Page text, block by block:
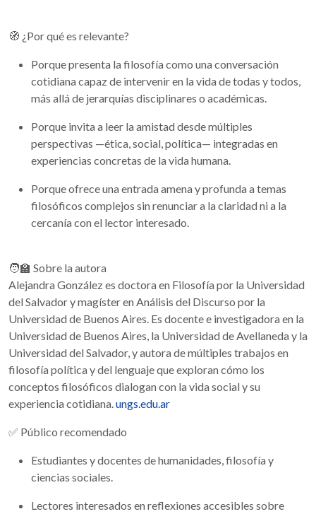
🧭 ¿Por qué es relevante?
Porque presenta la filosofía como una conversación
cotidiana capaz de intervenir en la vida de todas y todos,
más allá de jerarquías disciplinares o académicas.
Porque invita a leer la amistad desde múltiples
perspectivas —ética, social, política— integradas en
experiencias concretas de la vida humana.
Porque ofrece una entrada amena y profunda a temas
filosóficos complejos sin renunciar a la claridad ni a la
cercanía con el lector interesado.
🧑‍🏫 Sobre la autora
Alejandra González es doctora en Filosofía por la Universidad
del Salvador y magíster en Análisis del Discurso por la
Universidad de Buenos Aires. Es docente e investigadora en la
Universidad de Buenos Aires, la Universidad de Avellaneda y la
Universidad del Salvador, y autora de múltiples trabajos en
filosofía política y del lenguaje que exploran cómo los
conceptos filosóficos dialogan con la vida social y su
experiencia cotidiana.ungs.edu.ar
✅ Público recomendado
Estudiantes y docentes de humanidades, filosofía y
ciencias sociales.
Lectores interesados en reflexiones accesibles sobre